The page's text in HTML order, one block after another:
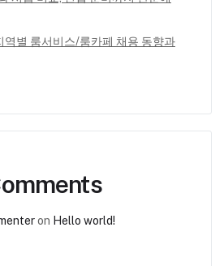
역별 룸서비스/룸카페 채용 동향과
on Hello world!